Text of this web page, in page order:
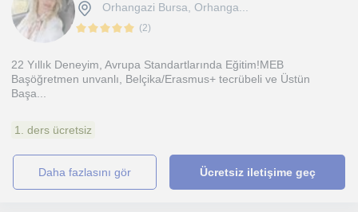
Orhangazi Bursa, Orhanga...
(2)
22 Yıllık Deneyim, Avrupa Standartlarında Eğitim!​MEB
Başöğretmen unvanlı, Belçika/Erasmus+ tecrübeli ve Üstün
Başa...
1. ders ücretsiz
daha fazlasını gör Ücretsiz iletişime geç